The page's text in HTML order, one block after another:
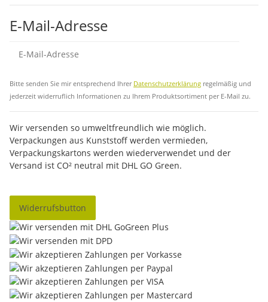
E-Mail-Adresse
Bitte senden Sie mir entsprechend Ihrer Datenschutzerklärung regelmäßig und
jederzeit widerruflich Informationen zu Ihrem Produktsortiment per E-Mail zu.
Wir versenden so umweltfreundlich wie möglich.
Verpackungen aus Kunststoff werden vermieden,
Verpackungskartons werden wiederverwendet und der
Versand ist CO² neutral mit DHL GO Green.
Widerrufsbutton